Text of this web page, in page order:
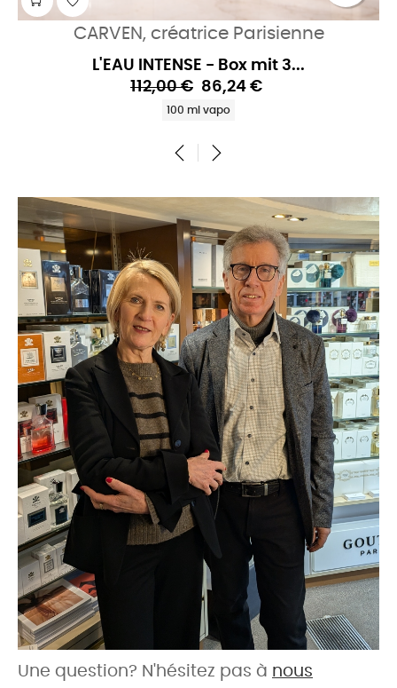
CARVEN, créatrice Parisienne
L'EAU INTENSE - Box mit 3...
112,00 € 86,24 €
100 ml vapo
Une question? N'hésitez pas à nous